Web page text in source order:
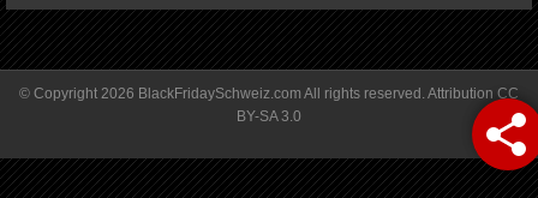
© Copyright 2026 BlackFridaySchweiz.com All rights reserved. Attribution CC
BY-SA 3.0